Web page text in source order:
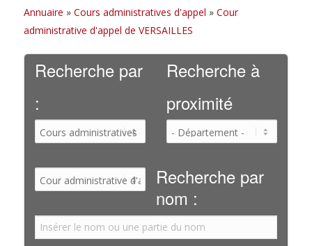
Annuaire » Cours administratives d'appel » Cour
administrative d'appel de VERSAILLES
Recherche par
:
Recherche à
proximité
Recherche par
nom :